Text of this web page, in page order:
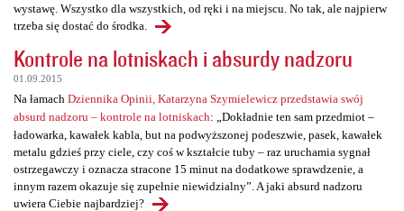
wystawę. Wszystko dla wszystkich, od ręki i na miejscu. No tak, ale najpierw
trzeba się dostać do środka.
Kontrole na lotniskach i absurdy nadzoru
01.09.2015
Na łamach Dziennika Opinii, Katarzyna Szymielewicz przedstawia swój
absurd nadzoru – kontrole na lotniskach: „Dokładnie ten sam przedmiot –
ładowarka, kawałek kabla, but na podwyższonej podeszwie, pasek, kawałek
metalu gdzieś przy ciele, czy coś w kształcie tuby – raz uruchamia sygnał
ostrzegawczy i oznacza stracone 15 minut na dodatkowe sprawdzenie, a
innym razem okazuje się zupełnie niewidzialny”. A jaki absurd nadzoru
uwiera Ciebie najbardziej?